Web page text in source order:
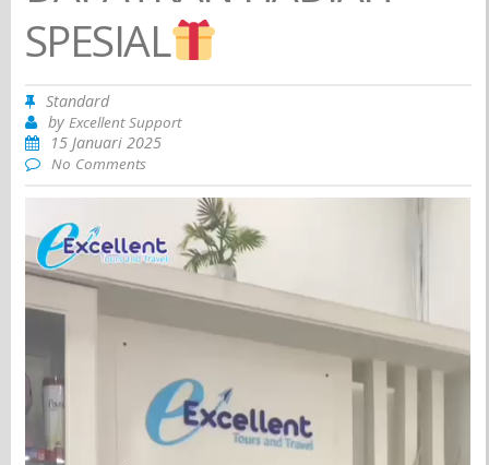
SPESIAL
Standard
byExcellent Support
15 Januari 2025
No Comments